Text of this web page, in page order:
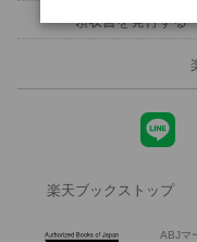
科学・医学
領収書を発行する
楽天ブックストップ
ABJマ